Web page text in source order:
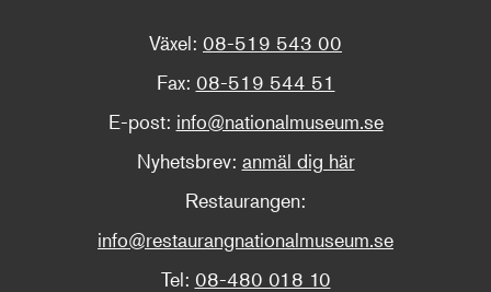
Växel: 08-519 543 00
Fax: 08-519 544 51
E-post: info@nationalmuseum.se
Nyhetsbrev: anmäl dig här
Restaurangen:
info@restaurangnationalmuseum.se
Tel: 08-480 018 10